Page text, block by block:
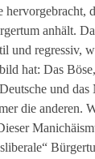
hervorgebracht,
anhält.
und regressiv,
hat: Das
und
die anderen.